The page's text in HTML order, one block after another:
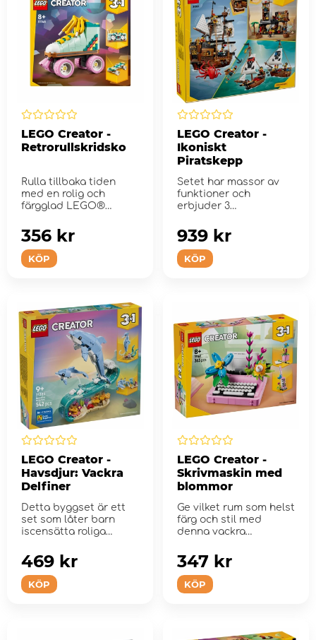
LEGO Creator -
Retrorullskridsko
Rulla tillbaka tiden
med en rolig och
färgglad LEGO®
Retrorullskridsko.
KÖP
356 kr
LEGO Creator -
Ikoniskt
Piratskepp
Setet har massor av
funktioner och
erbjuder 3
samma klossar.
KÖP
939 kr
LEGO Creator -
Havsdjur: Vackra
Delfiner
Detta byggset är ett
set som låter barn
iscensätta roliga
KÖP
469 kr
LEGO Creator -
Skrivmaskin med
blommor
Ge vilket rum som helst
färg och stil med
denna vackra
blommor.
KÖP
347 kr